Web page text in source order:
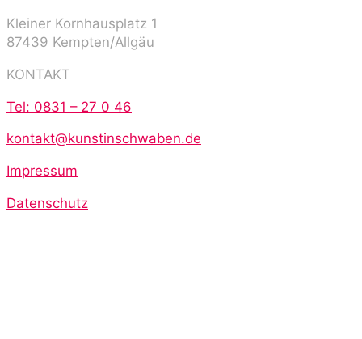
Kleiner Kornhausplatz 1
87439 Kempten/Allgäu
KONTAKT
Tel: 0831 – 27 0 46
kontakt@kunstinschwaben.de
Impressum
Datenschutz